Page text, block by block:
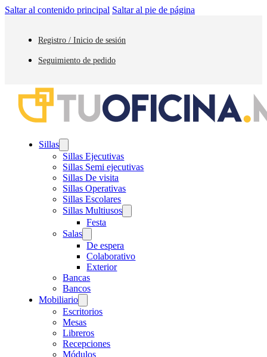
Saltar al contenido principal Saltar al pie de página
Registro / Inicio de sesión
Seguimiento de pedido
Sillas
Sillas Ejecutivas
Sillas Semi ejecutivas
Sillas De visita
Sillas Operativas
Sillas Escolares
Sillas Multiusos
Festa
Salas
De espera
Colaborativo
Exterior
Bancas
Bancos
Mobiliario
Escritorios
Mesas
Libreros
Recepciones
Módulos